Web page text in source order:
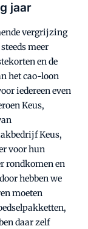
jaar
vergrijzing
meer
en de
het cao-loon
iedereen even
Keus,
Keus,
voor hun
rondkomen en
hebben we
moeten
daar zelf